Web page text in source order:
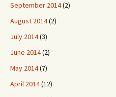
September 2014(2)
August 2014(2)
July 2014(3)
June 2014(2)
May 2014(7)
April 2014(12)